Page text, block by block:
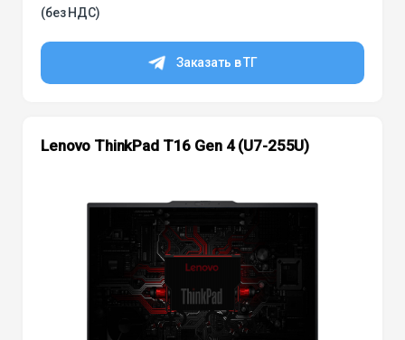
(без НДС)
Заказать в ТГ
Lenovo ThinkPad T16 Gen 4 (U7-255U)